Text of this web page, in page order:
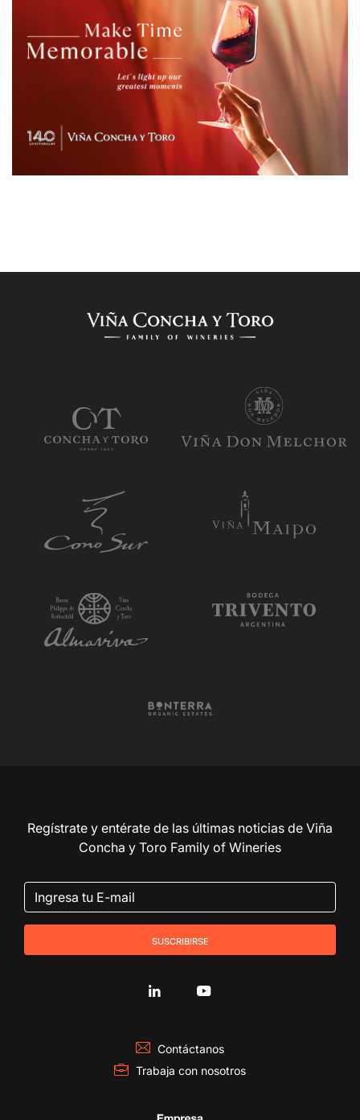
Regístrate y entérate de las últimas noticias de Viña
Concha y Toro Family of Wineries
suscribirse
Contáctanos
Trabaja con nosotros